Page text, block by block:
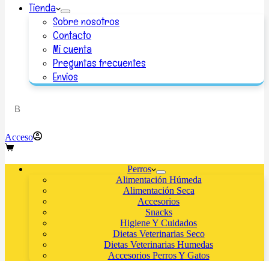
Tienda
Sobre nosotros
Contacto
Mi cuenta
Preguntas frecuentes
Envios
Acceso
Perros
Alimentación Húmeda
Alimentación Seca
Accesorios
Snacks
Higiene Y Cuidados
Dietas Veterinarias Seco
Dietas Veterinarias Humedas
Accesorios Perros Y Gatos